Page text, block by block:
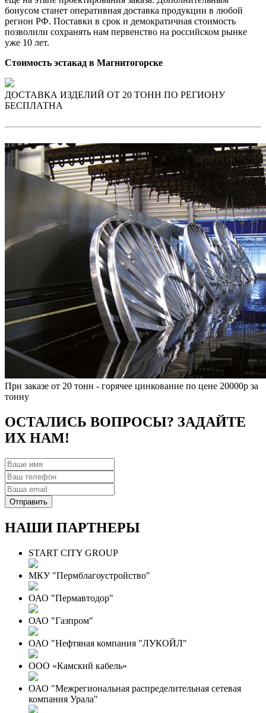
бонусом станет оперативная доставка продукции в любой
регион РФ. Поставки в срок и демократичная стоимость
позволили сохранять нам первенство на российском рынке
уже 10 лет.
Стоимость эстакад в Магнитогорске
ДОСТАВКА ИЗДЕЛИЙ ОТ 20 ТОНН ПО РЕГИОНУ
БЕСПЛАТНА
При заказе от 20 тонн - горячее цинкование по цене 20000р за
тонну
ОСТАЛИСЬ ВОПРОСЫ? ЗАДАЙТЕ
ИХ НАМ!
НАШИ ПАРТНЕРЫ
START CITY GROUP
МКУ "Пермблагоустройство"
ОАО "Пермавтодор"
ОАО "Газпром"
ОАО "Нефтяная компания "ЛУКОЙЛ"
ООО «Камский кабель»
ОАО "Межрегиональная распределительная сетевая
компания Урала"